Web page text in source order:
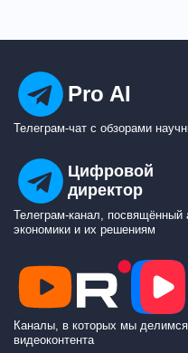
Pro AI
Телеграм-чат с обзорами
Цифровой
директор
Телеграм-канал,
экономики и их решениям
Каналы, в которых мы делимся
видеоконтента